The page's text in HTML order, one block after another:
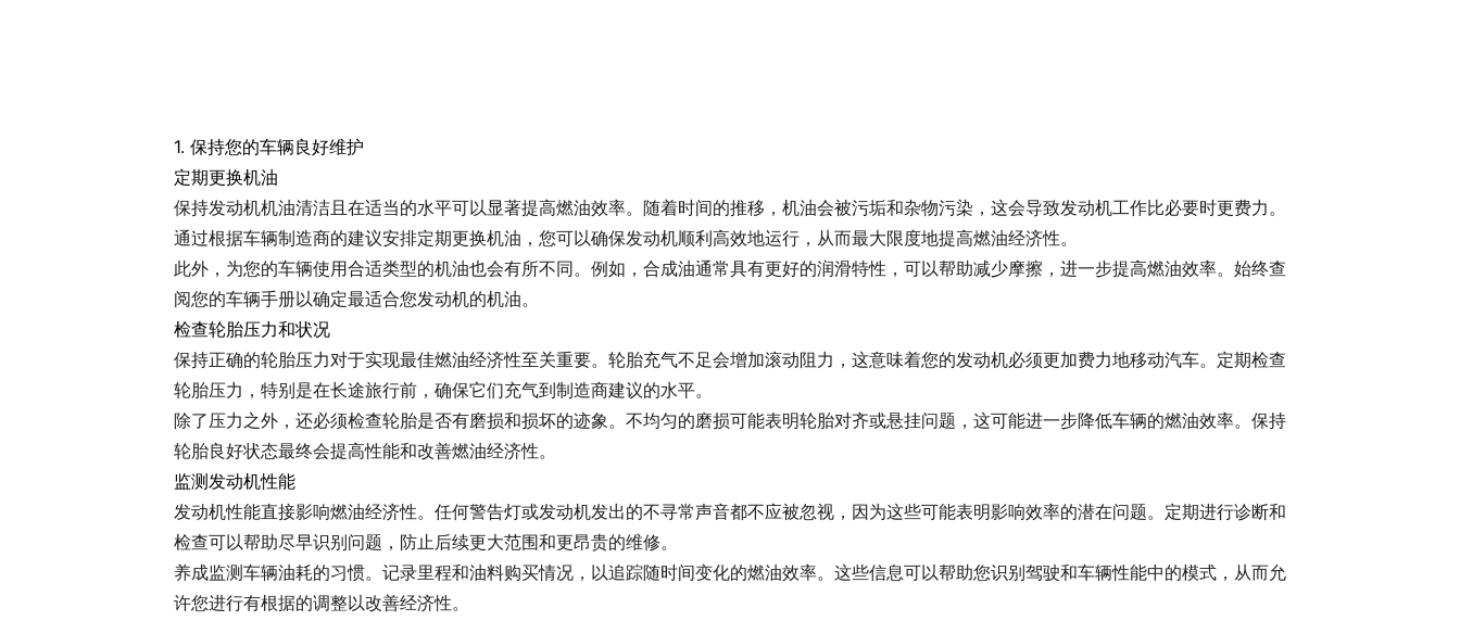
1. 保持您的车辆良好维护
定期更换机油
保持发动机机油清洁且在适当的水平可以显著提高燃油效率。随着时间的推移，机油会被污垢和杂物污染，这会导致发动机工作比必要时更费力。
通过根据车辆制造商的建议安排定期更换机油，您可以确保发动机顺利高效地运行，从而最大限度地提高燃油经济性。
此外，为您的车辆使用合适类型的机油也会有所不同。例如，合成油通常具有更好的润滑特性，可以帮助减少摩擦，进一步提高燃油效率。始终查
阅您的车辆手册以确定最适合您发动机的机油。
检查轮胎压力和状况
保持正确的轮胎压力对于实现最佳燃油经济性至关重要。轮胎充气不足会增加滚动阻力，这意味着您的发动机必须更加费力地移动汽车。定期检查
轮胎压力，特别是在长途旅行前，确保它们充气到制造商建议的水平。
除了压力之外，还必须检查轮胎是否有磨损和损坏的迹象。不均匀的磨损可能表明轮胎对齐或悬挂问题，这可能进一步降低车辆的燃油效率。保持
轮胎良好状态最终会提高性能和改善燃油经济性。
监测发动机性能
发动机性能直接影响燃油经济性。任何警告灯或发动机发出的不寻常声音都不应被忽视，因为这些可能表明影响效率的潜在问题。定期进行诊断和
检查可以帮助尽早识别问题，防止后续更大范围和更昂贵的维修。
养成监测车辆油耗的习惯。记录里程和油料购买情况，以追踪随时间变化的燃油效率。这些信息可以帮助您识别驾驶和车辆性能中的模式，从而允
许您进行有根据的调整以改善经济性。